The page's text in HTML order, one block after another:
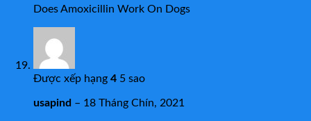
Does Amoxicillin Work On Dogs
Được xếp hạng 4 5 sao
usapind – 18 Tháng Chín, 2021